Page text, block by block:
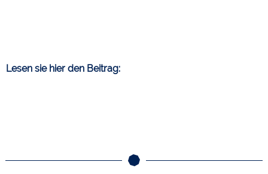
Lesen sie hier den Beitrag: